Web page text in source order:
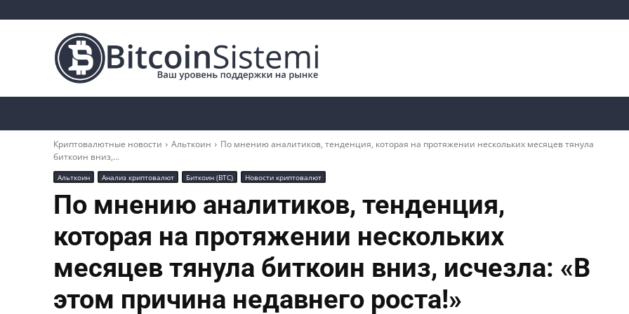
Криптовалютные новости Альткоин
По мнению аналитиков, тенденция, которая на протяжении нескольких месяцев тянула
биткоин вниз,...
Альткоин Анализ криптовалют Биткоин (BTC) Новости криптовалют
По мнению аналитиков, тенденция,
которая на протяжении нескольких
месяцев тянула биткоин вниз, исчезла: «В
этом причина недавнего роста!»